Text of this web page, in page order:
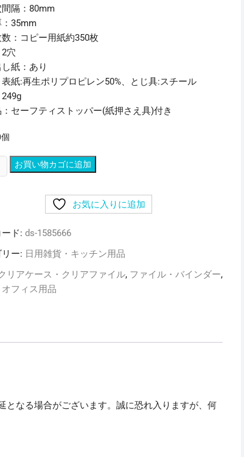
間隔：80mm
：35mm
：コピー用紙約350枚
穴
紙：あり
紙:再生ポリプロピレン50%、とじ具:スチール
セーフティストッパー(紙押さえ具)付き
お買い物カゴに追加
お気に入りに追加
ド: ds-1585666
ー: 日用雑貨・キッチン用品
リアケース・クリアファイル, ファイル・バインダー,
フィス用品
なる場合がございます。誠に恐れ入りますが、何